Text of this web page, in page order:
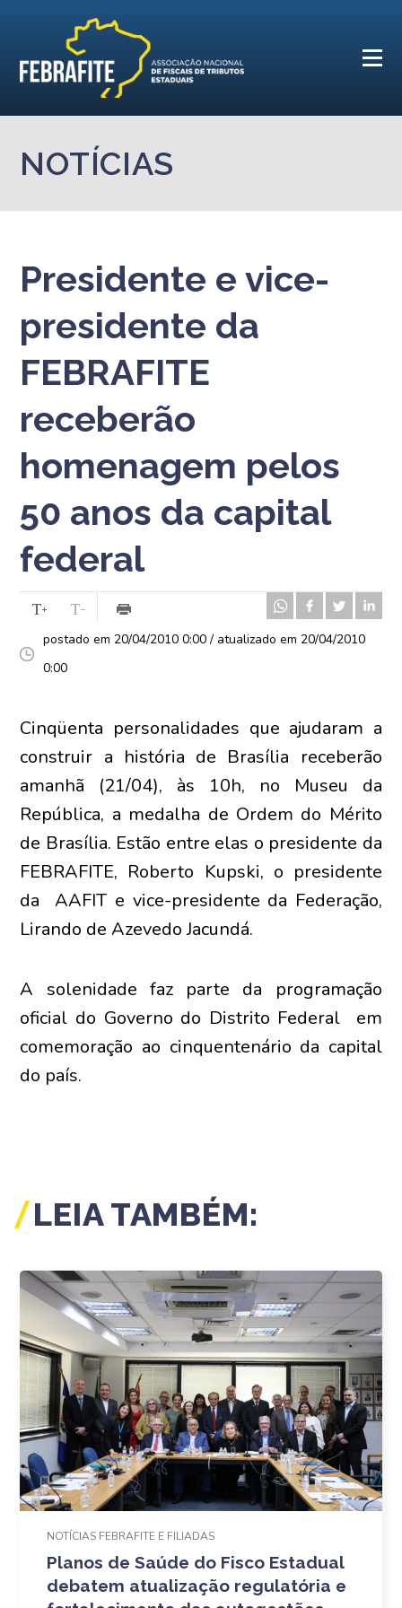
NOTÍCIAS
Presidente e vice-
presidente da
FEBRAFITE
receberão
homenagem pelos
50 anos da capital
federal
postado em 20/04/2010 0:00 / atualizado em 20/04/2010
0:00
Cinqüenta personalidades que ajudaram a
construir a história de Brasília receberão
amanhã (21/04), às 10h, no Museu da
República, a medalha de Ordem do Mérito
de Brasília. Estão entre elas o presidente da
FEBRAFITE, Roberto Kupski, o presidente
da AAFIT e vice-presidente da Federação,
Lirando de Azevedo Jacundá.
A solenidade faz parte da programação
oficial do Governo do Distrito Federal em
comemoração ao cinquentenário da capital
do país.
LEIA TAMBÉM:
NOTÍCIAS FEBRAFITE E FILIADAS
Planos de Saúde do Fisco Estadual
debatem atualização regulatória e